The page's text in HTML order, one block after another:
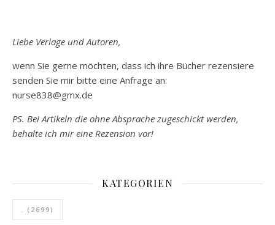
Liebe Verlage und Autoren,
wenn Sie gerne möchten, dass ich ihre Bücher rezensiere
senden Sie mir bitte eine Anfrage an:
nurse838@gmx.de
PS. Bei Artikeln die ohne Absprache zugeschickt werden,
behalte ich mir eine Rezension vor!
KATEGORIEN
. (2699)